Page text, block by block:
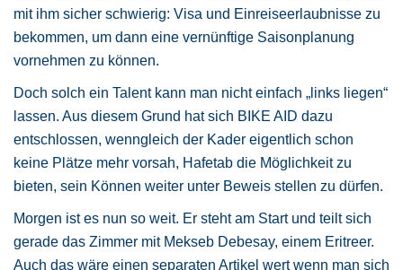
mit ihm sicher schwierig: Visa und Einreiseerlaubnisse zu
bekommen, um dann eine vernünftige Saisonplanung
vornehmen zu können.
Doch solch ein Talent kann man nicht einfach „links liegen“
lassen. Aus diesem Grund hat sich BIKE AID dazu
entschlossen, wenngleich der Kader eigentlich schon
keine Plätze mehr vorsah, Hafetab die Möglichkeit zu
bieten, sein Können weiter unter Beweis stellen zu dürfen.
Morgen ist es nun so weit. Er steht am Start und teilt sich
gerade das Zimmer mit Mekseb Debesay, einem Eritreer.
Auch das wäre einen separaten Artikel wert wenn man sich